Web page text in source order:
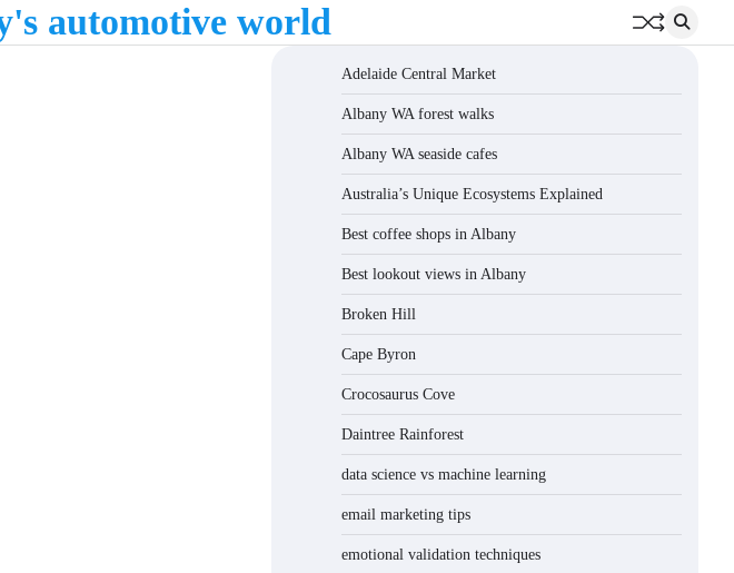
automotive world
Adelaide Central Market
Albany WA forest walks
Albany WA seaside cafes
Australia’s Unique Ecosystems Explained
Best coffee shops in Albany
Best lookout views in Albany
Broken Hill
Cape Byron
Crocosaurus Cove
Daintree Rainforest
data science vs machine learning
email marketing tips
emotional validation techniques